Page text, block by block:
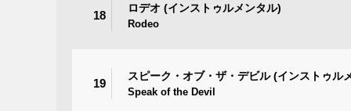
18
ロデオ (インストゥルメンタル)
Rodeo
19
スピーク・オブ・ザ・デビル (インストゥル
Speak of the Devil